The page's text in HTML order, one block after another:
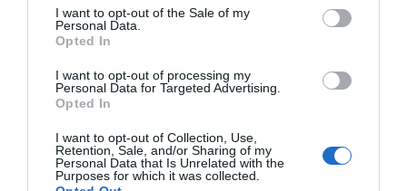
I want to opt-out of the Sale of my
Personal Data.
Opted In
I want to opt-out of processing my
Personal Data for Targeted Advertising.
Opted In
I want to opt-out of Collection, Use,
Retention, Sale, and/or Sharing of my
Personal Data that Is Unrelated with the
Purposes for which it was collected.
Nokia, Ericsson... Huawei: lo que importan
son las patentes
Eulogio López
Isabel Pantoja pierde dos pleitos
con Hacienda por 700.000